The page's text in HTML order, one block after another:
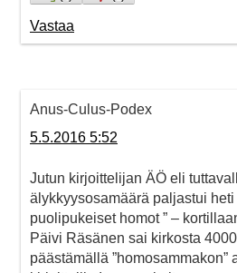
Vastaa
Anus-Culus-Podex
5.5.2016 5:52
Jutun kirjoittelijan ÄÖ eli
älykkyysosamäärä paljastui heti
puolipukeiset homot ” –
Päivi Räsänen sai kirkosta
päästämällä ”homosammakon”